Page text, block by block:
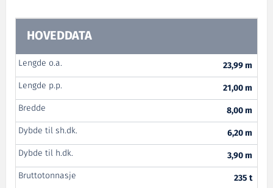
HOVEDDATA
Lengde o.a.
23,99 m
Lengde p.p.
21,00 m
Bredde
8,00 m
Dybde til sh.dk.
6,20 m
Dybde til h.dk.
3,90 m
Bruttotonnasje
235 t